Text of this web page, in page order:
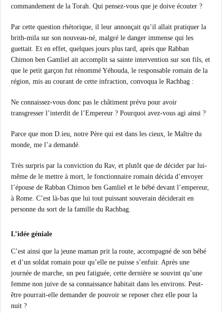
commandement de la Torah. Qui pensez-vous que je doive écouter ?
Par cette question rhétorique, il leur annonçait qu’il allait pratiquer la
brith-mila sur son nouveau-né, malgré le danger immense qui les
guettait. Et en effet, quelques jours plus tard, après que Rabban
Chimon ben Gamliel ait accomplit sa sainte intervention sur son fils, et
que le petit garçon fut rénommé Yéhouda, le responsable romain de la
région, mis au courant de cette infraction, convoqua le Rachbag :
Ne connaissez-vous donc pas le châtiment prévu pour avoir
transgresser l’interdit de l’Empereur ? Pourquoi avez-vous agi ainsi ?
Parce que mon D.ieu, notre Père qui est dans les cieux, le Maître du
monde, me l’a demandé.
Très surpris par la conviction du Rav, et plutôt que de décider par lui-
même de le mettre à mort, le fonctionnaire romain décida d’envoyer
l’épouse de Rabban Chimon ben Gamliel et le bébé devant l’empereur,
à Rome. C’est là-bas que lui tout puissant souverain déciderait en
personne du sort de la famille du Rachbag.
L’idée géniale
C’est ainsi que la jeune maman prit la route, accompagné de son bébé
et d’un soldat romain pour qu’elle ne puisse s’enfuir. Après une
journée de marche, un peu fatiguée, cette dernière se souvint qu’une
femme non juive de sa connaissance habitait dans les environs. Peut-
être pourrait-elle demander de pouvoir se reposer chez elle pour la
nuit ?